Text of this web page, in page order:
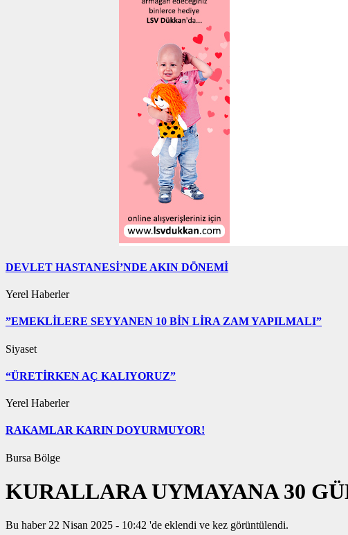
DEVLET HASTANESİ’NDE AKIN DÖNEMİ
Yerel Haberler
”EMEKLİLERE SEYYANEN 10 BİN LİRA ZAM YAPILMALI”
Siyaset
“ÜRETİRKEN AÇ KALIYORUZ”
Yerel Haberler
RAKAMLAR KARIN DOYURMUYOR!
Bursa Bölge
KURALLARA UYMAYANA 30
Bu haber 22 Nisan 2025 - 10:42 'de eklendi ve kez görüntülendi.